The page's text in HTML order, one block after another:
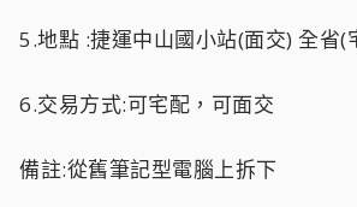
5.地點 :捷運中山國小站(面交) 全省(
6.交易方式:可宅配，可面交
備註:從舊筆記型電腦上拆下